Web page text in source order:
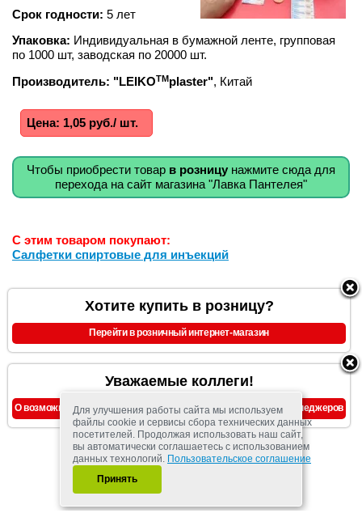
Срок годности: 5 лет
Упаковка: Индивидуальная в бумажной ленте, групповая
по 1000 шт, заводская по 20000 шт.
Производитель: "LEIKOTMplaster", Китай
Цена: 1,05 руб./ шт.
Чтобы приобрести товар в розницу нажмите сюда для
перехода на сайт магазина "Лавка Пантелея"
С этим товаром покупают:
Салфетки спиртовые для инъекций
Хотите купить в розницу?
Перейти в розничный интернет-магазин
Уважаемые коллеги!
О возможности предоставления скидок, уточняйте у наших менеджеров
Для улучшения работы сайта мы используем
файлы cookie и сервисы сбора технических данных
посетителей. Продолжая использовать наш сайт,
вы автоматически соглашаетесь с использованием
данных технологий. Пользовательское соглашение
Принять